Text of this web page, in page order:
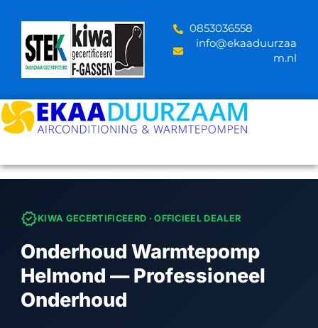
content
‪0853036558
info@ekaaduurzaa
m.nl
verifiedKIWA GECERTIFICEERD · OFFICIEEL DEALER
Onderhoud Warmtepomp
Helmond — Professioneel
Onderhoud